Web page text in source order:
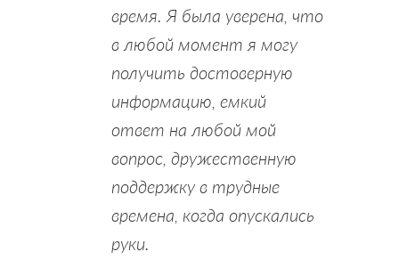
время. Я была уверена, что
в любой момент я могу
получить достоверную
информацию, емкий
ответ на любой мой
вопрос, дружественную
поддержку в трудные
времена, когда опускались
руки.